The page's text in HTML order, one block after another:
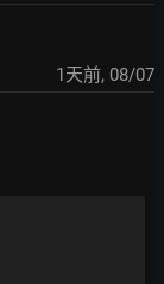
1天前, 08/07